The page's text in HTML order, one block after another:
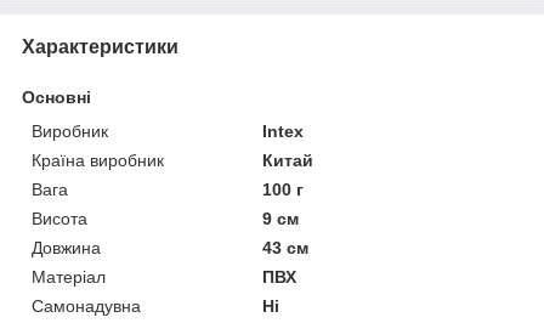
Характеристики
Основні
Виробник
Intex
Країна виробник
Китай
Вага
100 г
Висота
9 см
Довжина
43 см
Матеріал
ПВХ
Самонадувна
Ні